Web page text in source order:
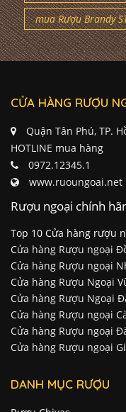
mua Rượu Brandy
CỬA HÀNG RƯỢU
Quận Tân Phú, TP.
HOTLINE mua hàng
0972.12345.1
www.ruoungoai.net
Rượu ngoại chính
Top 10 Cửa hàng rượu
Cửa hàng Rượu ngoại
Cửa hàng Rượu ngoại
Cửa hàng Rượu Ngoại
Cửa hàng Rượu Ngoại
Cửa hàng Rượu ngoại
Cửa hàng Rượu ngoại
Cửa hàng Rượu ngoại
DANH MỤC RƯỢU